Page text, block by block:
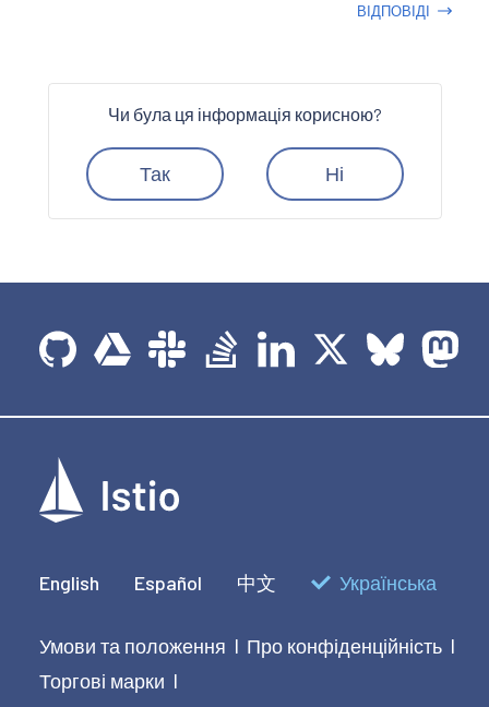
ВІДПОВІДІ
Чи була ця інформація корисною?
Так Ні
English Español 中文 Українська
Умови та положення | Про конфіденційність |
Торгові марки |